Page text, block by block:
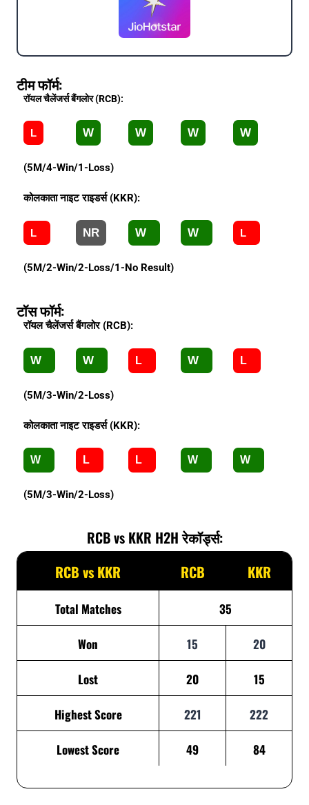
टीम फॉर्म:
रॉयल चैलेंजर्स बैंगलोर (RCB):
L W W W W
(5M/4-Win/1-Loss)
कोलकाता नाइट राइडर्स (KKR):
L NR W W L
(5M/2-Win/2-Loss/1-No Result)
टॉस फॉर्म:
रॉयल चैलेंजर्स बैंगलोर (RCB):
W W L W L
(5M/3-Win/2-Loss)
कोलकाता नाइट राइडर्स (KKR):
W L L W W
(5M/3-Win/2-Loss)
RCB vs KKR H2H रेकॉर्ड्स:
RCB vs KKR
RCB KKR
Total Matches 35
Won 15 20
Lost 20 15
Highest Score 221 222
Lowest Score 49 84